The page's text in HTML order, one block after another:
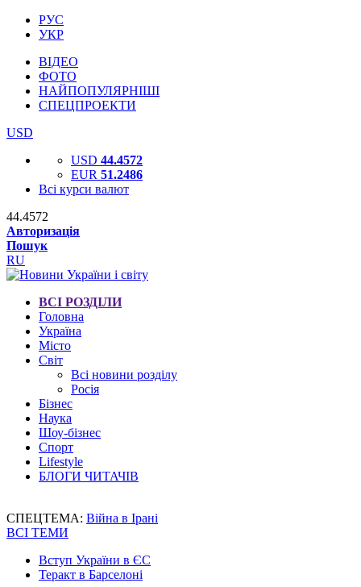
РУС
УКР
ВІДЕО
ФОТО
НАЙПОПУЛЯРНІШІ
СПЕЦПРОЕКТИ
USD
USD 44.4572
EUR 51.2486
Всі курси валют
44.4572
Авторизація
Пошук
RU
ВСІ РОЗДІЛИ
Головна
Україна
Місто
Світ
Всі новини розділу
Росія
Бізнес
Наука
Шоу-бізнес
Спорт
Lifestyle
БЛОГИ ЧИТАЧІВ
СПЕЦТЕМА: Війна в Ірані
ВСІ ТЕМИ
Вступ України в ЄС
Теракт в Барселоні